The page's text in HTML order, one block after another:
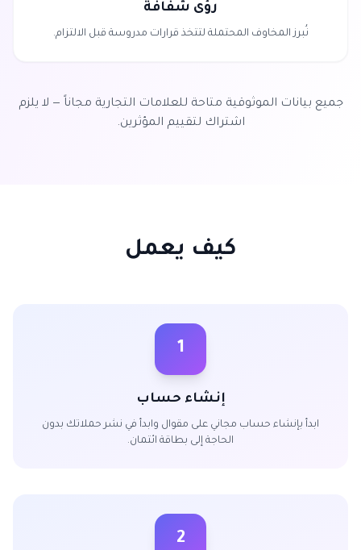
رؤى شفافة
نُبرز المخاوف المحتملة لتتخذ قرارات مدروسة قبل الالتزام.
جميع بيانات الموثوقية متاحة للعلامات التجارية مجاناً — لا يلزم
اشتراك لتقييم المؤثرين.
كيف يعمل
1
إنشاء حساب
ابدأ بإنشاء حساب مجاني على مقوال وابدأ في نشر حملاتك بدون
الحاجة إلى بطاقة ائتمان.
2